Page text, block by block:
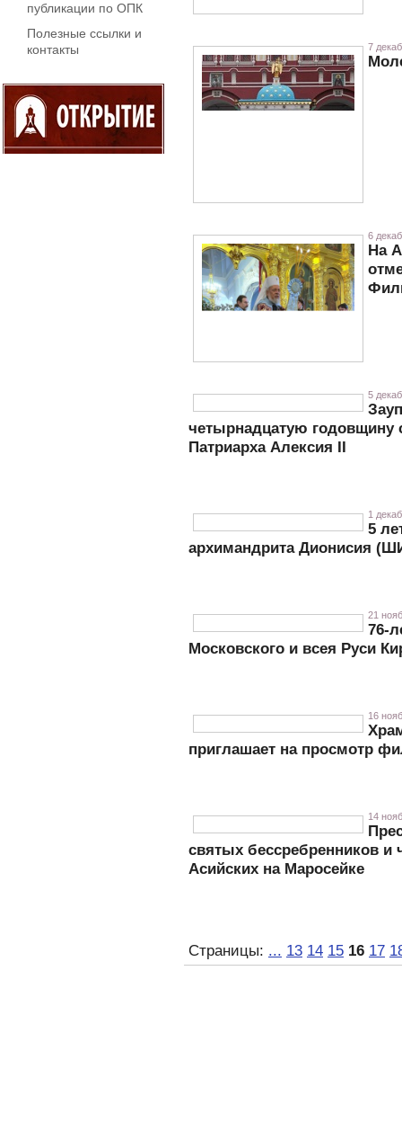
публикации по ОПК
Полезные ссылки и
контакты
7
6
На
5
четырнадцатую годовщину
Патриарха Алексия II
1
5
архимандрита Дионисия
21
76-
Московского и всея Руси
16
приглашает на просмотр
14
святых бессребренников
Асийских на Маросейке
Страницы: ... 13 14 15 16 17